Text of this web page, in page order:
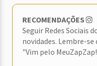
RECOMENDAÇÕES
Seguir Redes Sociais
novidades. Lembre-
"Vim pelo